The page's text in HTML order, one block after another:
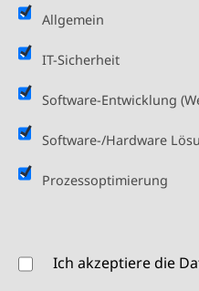
Allgemein
IT-Sicherheit
Software-Entwicklung
Software-/Hardware
Prozessoptimierung
Ich akzeptiere die